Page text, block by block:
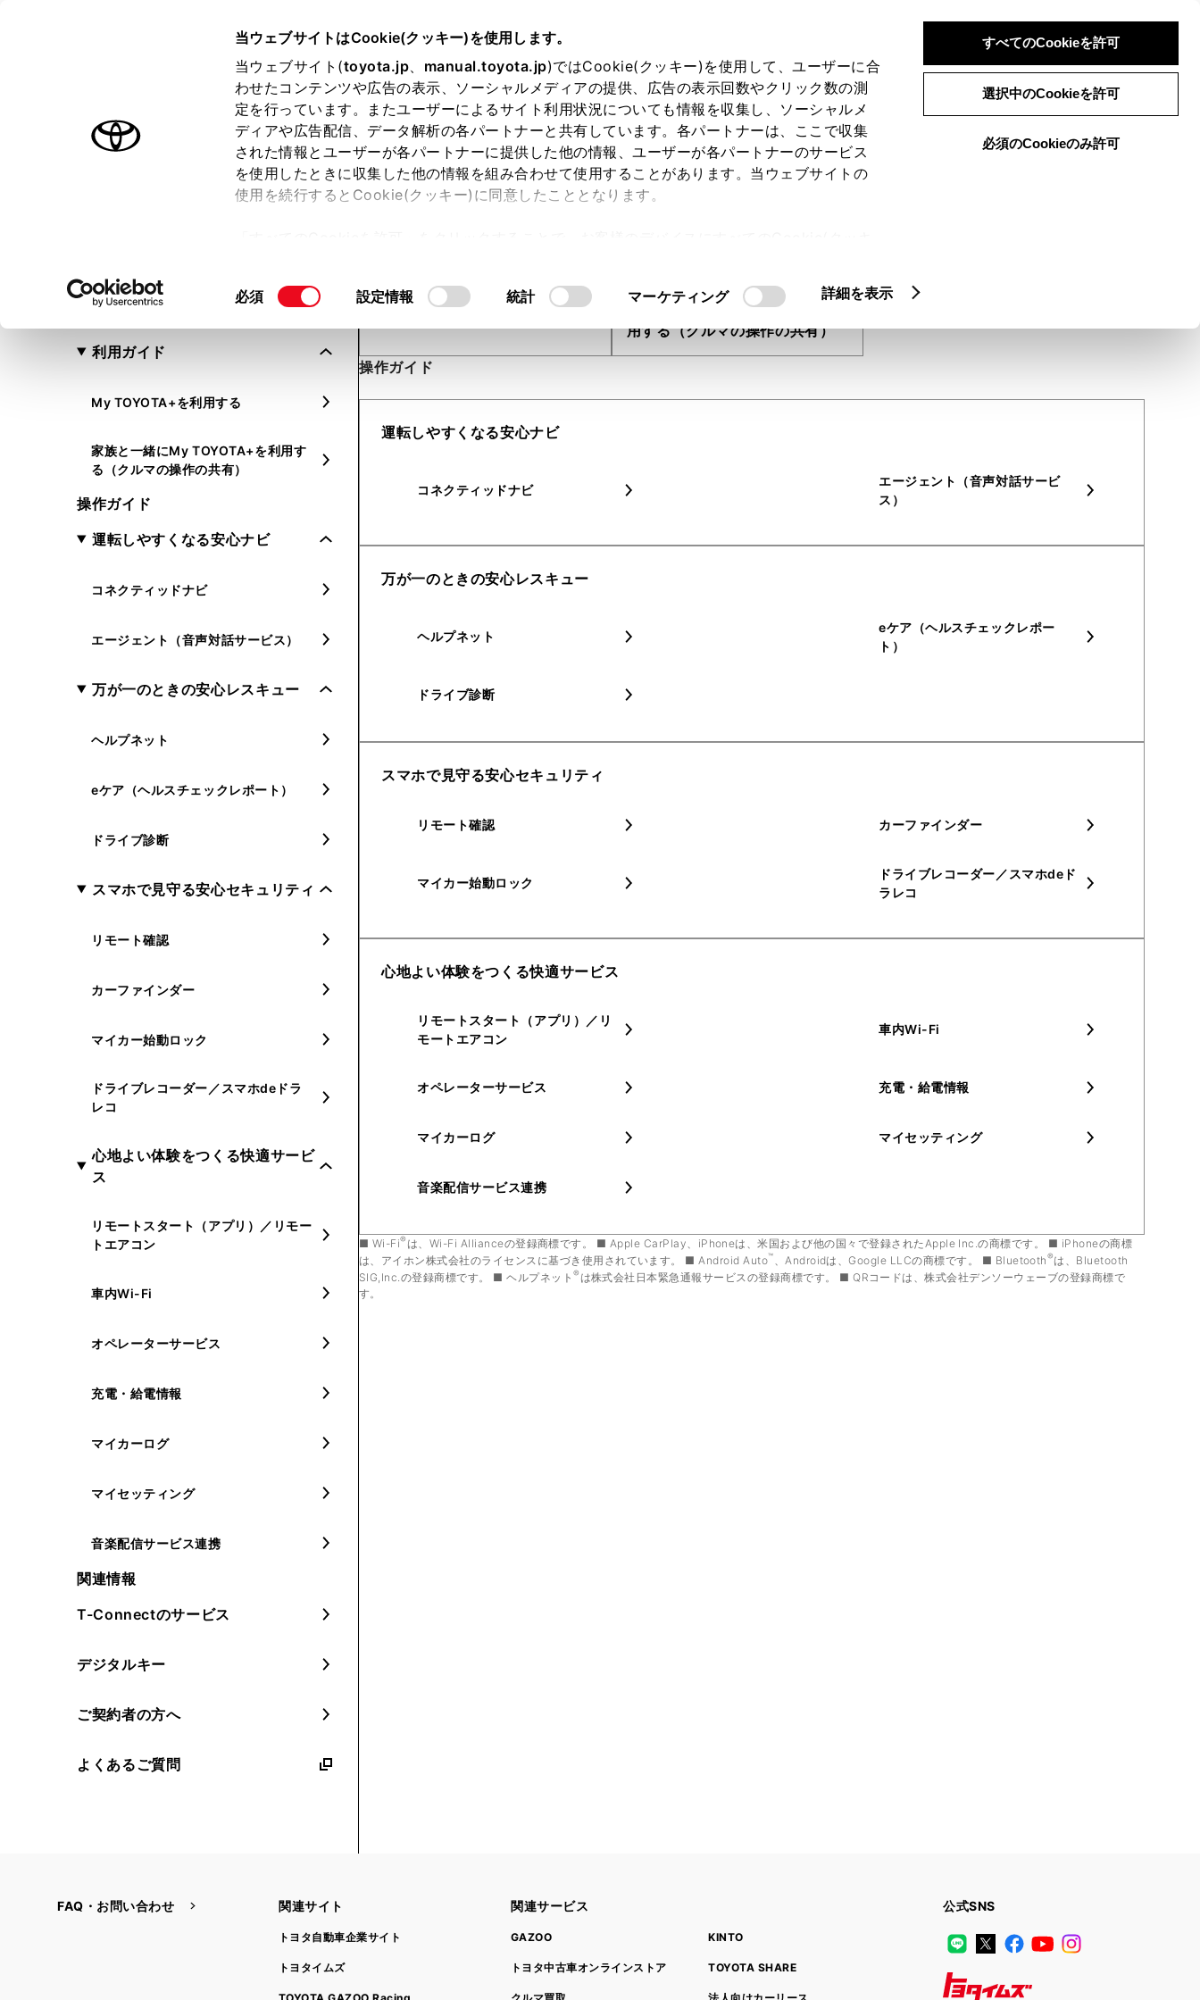
当ウェブサイトはCookie(クッキー)を使用します。
当ウェブサイト(toyota.jp、 manual.toyota.jp)ではCookie(クッキー)を使用して、ユーザーに合
わせたコンテンツや広告の表示、ソーシャルメディアの提供、広告の表示回数やクリック数の測
定を行っています。またユーザーによるサイト利用状況についても情報を収集し、ソーシャルメ
ディアや広告配信、データ解析の各パートナーと共有しています。各パートナーは、ここで収集
された情報とユーザーが各パートナーに提供した他の情報、ユーザーが各パートナーのサービス
を使用したときに収集した他の情報を組み合わせて使用することがあります。当ウェブサイトの
使用を続行するとCookie(クッキー)に同意したこととなります。
て」をご覧ください。
同
必須 設定情報 統計 マーケティング 詳細を表示
すべてのCookieを許可
選択中のCookieを許可
必須のCookieのみ許可
ログイン 検索 メニュー
T-Connect
オーナーズマニュアル
設定した車種向けの情報を表示し
ます
利用ガイド
My TOYOTA+を利用する
家族と一緒にMy TOYOTA+を利用す
る（クルマの操作の共有）
操作ガイド
運転しやすくなる安心ナビ
コネクティッドナビ
エージェント（音声対話サービス）
万が一のときの安心レスキュー
ヘルプネット
eケア（ヘルスチェックレポート）
ドライブ診断
スマホで見守る安心セキュリティ
リモート確認
カーファインダー
マイカー始動ロック
ドライブレコーダー／スマホdeドラ
レコ
心地よい体験をつくる快適サービ
ス
リモートスタート（アプリ）／リモー
トエアコン
車内Wi-Fi
オペレーターサービス
充電・給電情報
マイカーログ
マイセッティング
音楽配信サービス連携
関連情報
T-Connectのサービス
デジタルキー
ご契約者の方へ
よくあるご質問
ご利用方法ガイド
My TOYOTA+を​利用する​
家族と一緒にMy TOYOTA+を​利
用する​（クルマの​操作の​共有）​
操作ガイド
運転しやすくなる​安心ナビ
コネクティッドナビ
エージェント（音声対話サービ
ス）
万が​一の​ときの​安心レスキュー
ヘルプネット
eケア（ヘルスチェックレポー
ト）
ドライブ診断
スマホで​見守る​安心セキュリティ
リモート確認 カーファインダー
マイカー始動ロック
ドライブレコーダー／スマホdeド
ラレコ
心地よい​体験を​つくる​快適サービス
リモートスタート​（アプリ）​／リ
モートエアコン
車内Wi-Fi
オペレーターサービス 充電・給電情報
マイカーログ マイセッティング
音楽配信サービス連携
Wi-Fi® は、Wi-Fi Allianceの登録商標です。 Apple CarPlay、iPhoneは、米国および他の国々で登録されたApple Inc.の商標です。
iPhoneの商標
は、アイホン株式会社のライセンスに基づき使用されています。
Android Auto™ 、Androidは、Google LLCの商標です。 Bluetooth®は、Bluetooth
SIG,Inc.の登録商標です。
ヘルプネット® は株式会社日本緊急通報サービスの登録商標です。
QRコードは、株式会社デンソーウェーブの登録商標で
す。
FAQ・お問い合わせ 関連サイト
トヨタ自動車企業サイト
トヨタイムズ
関連サービス
GAZOO
トヨタ中古車オンラインストア
KINTO
TOYOTA SHARE
公式SNS
LINE
X FacebookYouTube